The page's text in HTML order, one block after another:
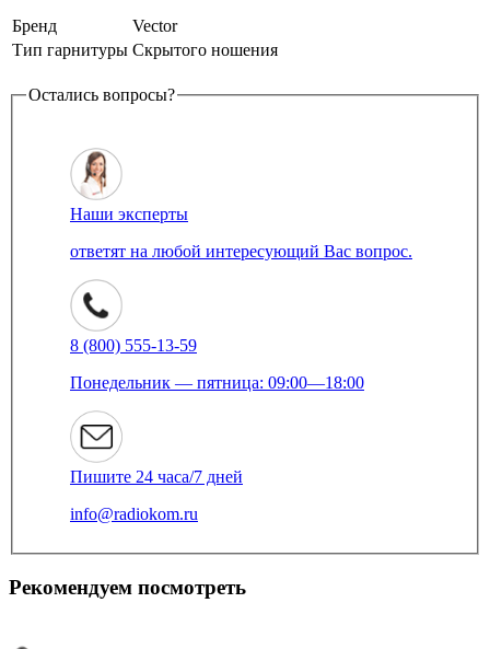
Бренд
Vector
Тип гарнитуры Скрытого ношения
Остались вопросы?
Наши эксперты
ответят на любой интересующий Вас вопрос.
8 (800) 555-13-59
Понедельник — пятница: 09:00—18:00
Пишите 24 часа/7 дней
info@radiokom.ru
Рекомендуем посмотреть